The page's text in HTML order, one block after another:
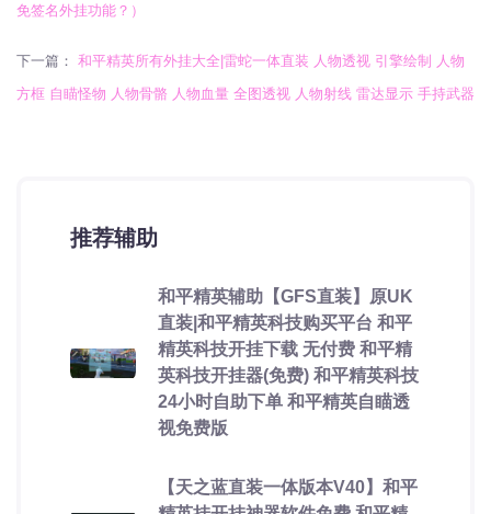
免签名外挂功能？）
下一篇： 和平精英所有外挂大全|雷蛇一体直装 人物透视 引擎绘制 人物
方框 自瞄怪物 人物骨骼 人物血量 全图透视 人物射线 雷达显示 手持武器
推荐辅助
和平精英辅助【GFS直装】原UK
直装|和平精英科技购买平台 和平
精英科技开挂下载 无付费 和平精
英科技开挂器(免费) 和平精英科技
24小时自助下单 和平精英自瞄透
视免费版
【天之蓝直装一体版本V40】和平